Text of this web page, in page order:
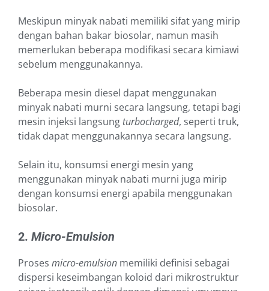
Meskipun minyak nabati memiliki sifat yang mirip
dengan bahan bakar biosolar, namun masih
memerlukan beberapa modifikasi secara kimiawi
sebelum menggunakannya.
Beberapa mesin diesel dapat menggunakan
minyak nabati murni secara langsung, tetapi bagi
mesin injeksi langsung turbocharged, seperti truk,
tidak dapat menggunakannya secara langsung.
Selain itu, konsumsi energi mesin yang
menggunakan minyak nabati murni juga mirip
dengan konsumsi energi apabila menggunakan
biosolar.
2. Micro-Emulsion
Proses micro-emulsion memiliki definisi sebagai
dispersi keseimbangan koloid dari mikrostruktur